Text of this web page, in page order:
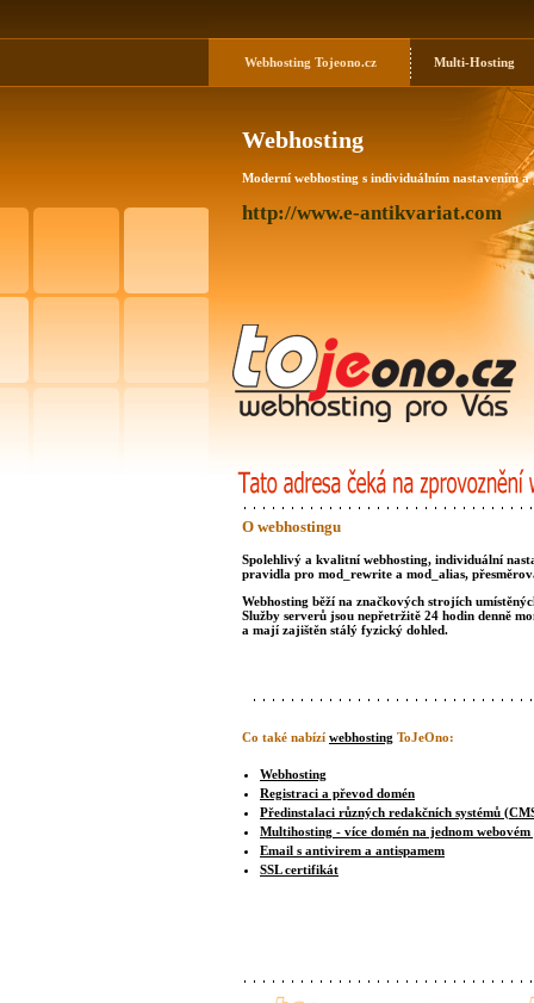
Webhosting Tojeono.cz Multi-Hosting
Webhosting
Moderní webhosting s individuálním nastavením a
http://www.e-antikvariat.com
O webhostingu
Spolehlivý a kvalitní webhosting, individuální
pravidla pro mod_rewrite a mod_alias,
Webhosting běží na značkových strojích
Služby serverů jsou nepřetržitě 24 hodin denně
a mají zajištěn stálý fyzický dohled.
Co také nabízí webhosting ToJeOno:
Webhosting
Registraci a převod domén
Předinstalaci různých redakčních systémů
Multihosting - více domén na jednom
Email s antivirem a antispamem
SSL certifikát